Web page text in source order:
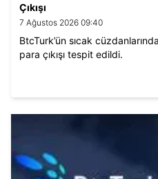
Çıkışı
7 Ağustos 2026 09:40
BtcTurk’ün sıcak
para çıkışı tespit edildi.